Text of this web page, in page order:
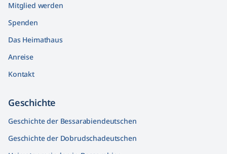
Mitglied werden
Spenden
Das Heimathaus
Anreise
Kontakt
Geschichte
Geschichte der Bessarabiendeutschen
Geschichte der Dobrudschadeutschen